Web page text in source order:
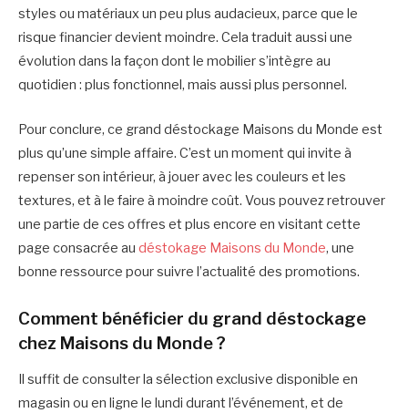
styles ou matériaux un peu plus audacieux, parce que le
risque financier devient moindre. Cela traduit aussi une
évolution dans la façon dont le mobilier s’intègre au
quotidien : plus fonctionnel, mais aussi plus personnel.
Pour conclure, ce grand déstockage Maisons du Monde est
plus qu’une simple affaire. C’est un moment qui invite à
repenser son intérieur, à jouer avec les couleurs et les
textures, et à le faire à moindre coût. Vous pouvez retrouver
une partie de ces offres et plus encore en visitant cette
page consacrée au déstokage Maisons du Monde, une
bonne ressource pour suivre l’actualité des promotions.
Comment bénéficier du grand déstockage
chez Maisons du Monde ?
Il suffit de consulter la sélection exclusive disponible en
magasin ou en ligne le lundi durant l’événement, et de